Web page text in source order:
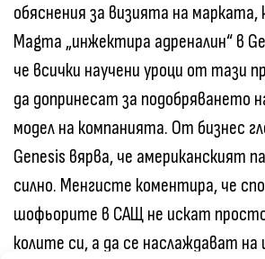
обяснения за визията на марката,
Magma „инжектира адреналин“ в
че всички научени уроци от тази
да допринесат за подобряването
модел на компанията. От бизнес
Genesis вярва, че американският
силно. Менгисте коментира, че
шофьорите в САЩ не искат
колите си, а да се наслаждават